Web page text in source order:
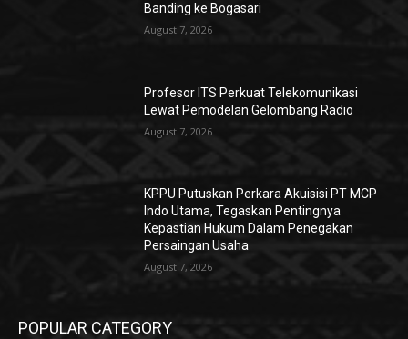
Banding ke Bogasari
August 7, 2026
Profesor ITS Perkuat Telekomunikasi
Lewat Pemodelan Gelombang Radio
August 7, 2026
KPPU Putuskan Perkara Akuisisi PT MCP
Indo Utama, Tegaskan Pentingnya
Kepastian Hukum Dalam Penegakan
Persaingan Usaha
August 7, 2026
POPULAR CATEGORY